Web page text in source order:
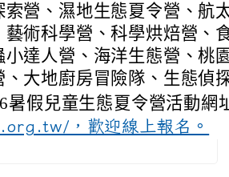
索營、濕地生態夏令營、航
藝術科學營、科學烘焙營、
小達人營、海洋生態營、桃
、大地廚房冒險隊、生態偵
暑假兒童生態夏令營活動網
，歡迎線上報名。